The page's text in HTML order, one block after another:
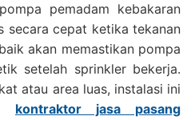
pemadam kebakaran
secara cepat ketika tekanan
akan memastikan pompa
setelah sprinkler bekerja.
atau area luas, instalasi ini
kontraktor jasa pasang